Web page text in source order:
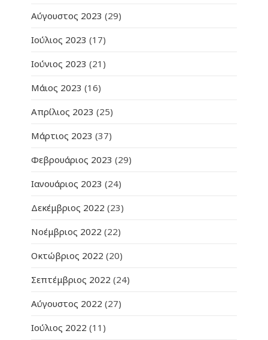
Αύγουστος 2023 (29)
Ιούλιος 2023 (17)
Ιούνιος 2023 (21)
Μάιος 2023 (16)
Απρίλιος 2023 (25)
Μάρτιος 2023 (37)
Φεβρουάριος 2023 (29)
Ιανουάριος 2023 (24)
Δεκέμβριος 2022 (23)
Νοέμβριος 2022 (22)
Οκτώβριος 2022 (20)
Σεπτέμβριος 2022 (24)
Αύγουστος 2022 (27)
Ιούλιος 2022 (11)